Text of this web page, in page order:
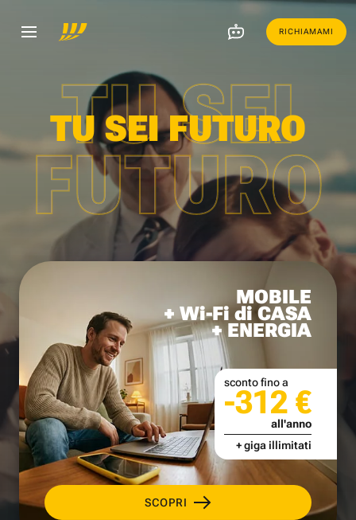
RICHIAMAMI
TU SEI
FUTURO
TU SEI FUTURO
MOBILE
+ Wi-Fi di CASA
+ ENERGIA
SCOPRI
sconto fino a
-312 €
all'anno
+ giga illimitati